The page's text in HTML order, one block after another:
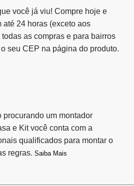
você já viu! Compre hoje e
até 24 horas (exceto aos
as compras e para bairros
seu CEP na página do produto.
procurando um montador
e Kit você conta com a
qualificados para montar o
regras. Saiba Mais